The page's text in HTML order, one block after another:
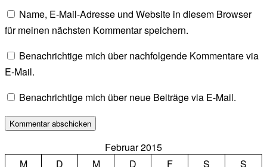
Name, E-Mail-Adresse und Website in diesem Browser
für meinen nächsten Kommentar speichern.
Benachrichtige mich über nachfolgende Kommentare via
E-Mail.
Benachrichtige mich über neue Beiträge via E-Mail.
Februar 2015
M
D M D F S
S